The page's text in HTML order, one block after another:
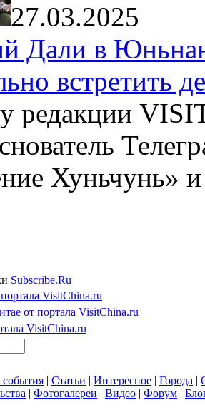
27.03.2025
Дали в
встретить
редакции
Хуньчунь»
Subscribe.Ru
VisitChina.ru
от портала VisitChina.ru
VisitChina.ru
| Статьи | Интересное | Города |
| Фотогалереи | Видео | Форум |